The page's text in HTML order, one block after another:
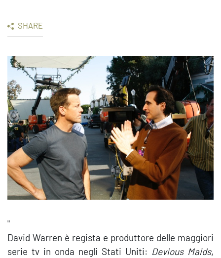
SHARE
"
David Warren è regista e produttore delle maggiori
serie tv in onda negli Stati Uniti: Devious Maids,